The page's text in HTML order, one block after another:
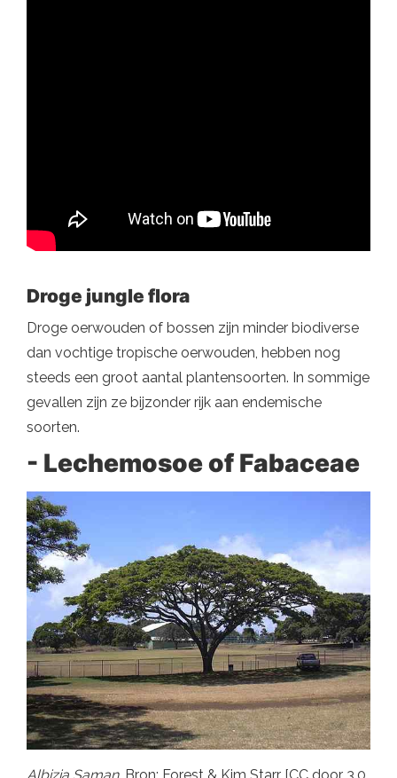
Droge jungle flora
Droge oerwouden of bossen zijn minder biodiverse
dan vochtige tropische oerwouden, hebben nog
steeds een groot aantal plantensoorten. In sommige
gevallen zijn ze bijzonder rijk aan endemische
soorten.
- Lechemosoe of Fabaceae
Albizia Saman. Bron: Forest & Kim Starr [CC door 3.0